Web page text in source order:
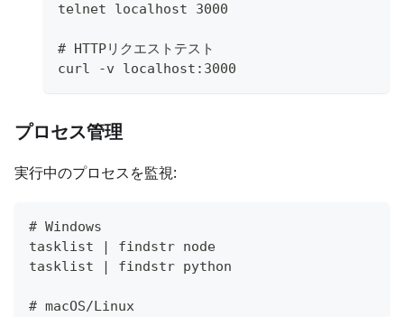
telnet localhost 3000
# HTTPリクエストテスト
curl -v localhost:3000
プロセス管理
実行中のプロセスを監視:
# Windows
tasklist | findstr node
tasklist | findstr python
# macOS/Linux